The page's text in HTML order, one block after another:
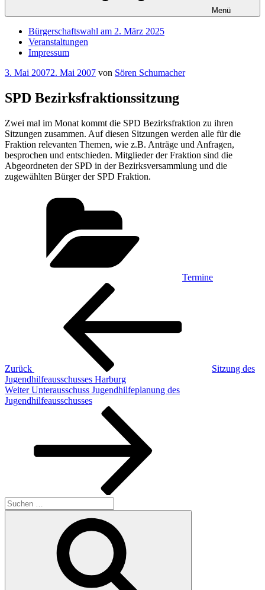
Menü
Bürgerschaftswahl am 2. März 2025
Veranstaltungen
Impressum
Veröffentlicht
3. Mai 20072. Mai 2007 von Sören Schumacher
SPD Bezirksfraktionssitzung
Zwei mal im Monat kommt die SPD Bezirksfraktion zu ihren
Sitzungen zusammen. Auf diesen Sitzungen werden alle für die
Fraktion relevanten Themen, wie z.B. Anträge und Anfragen,
besprochen und entschieden. Mitglieder der Fraktion sind die
Abgeordneten der SPD in der Bezirksversammlung und die
zugewählten Bürger der SPD Fraktion.
Termine
Beitragsnavigation
Zurück
Sitzung des
Jugendhilfeausschusses Harburg
Nächster
Beitrag
Weiter Unterausschuss Jugendhilfeplanung des
Jugendhilfeausschusses
Suchen
nach: